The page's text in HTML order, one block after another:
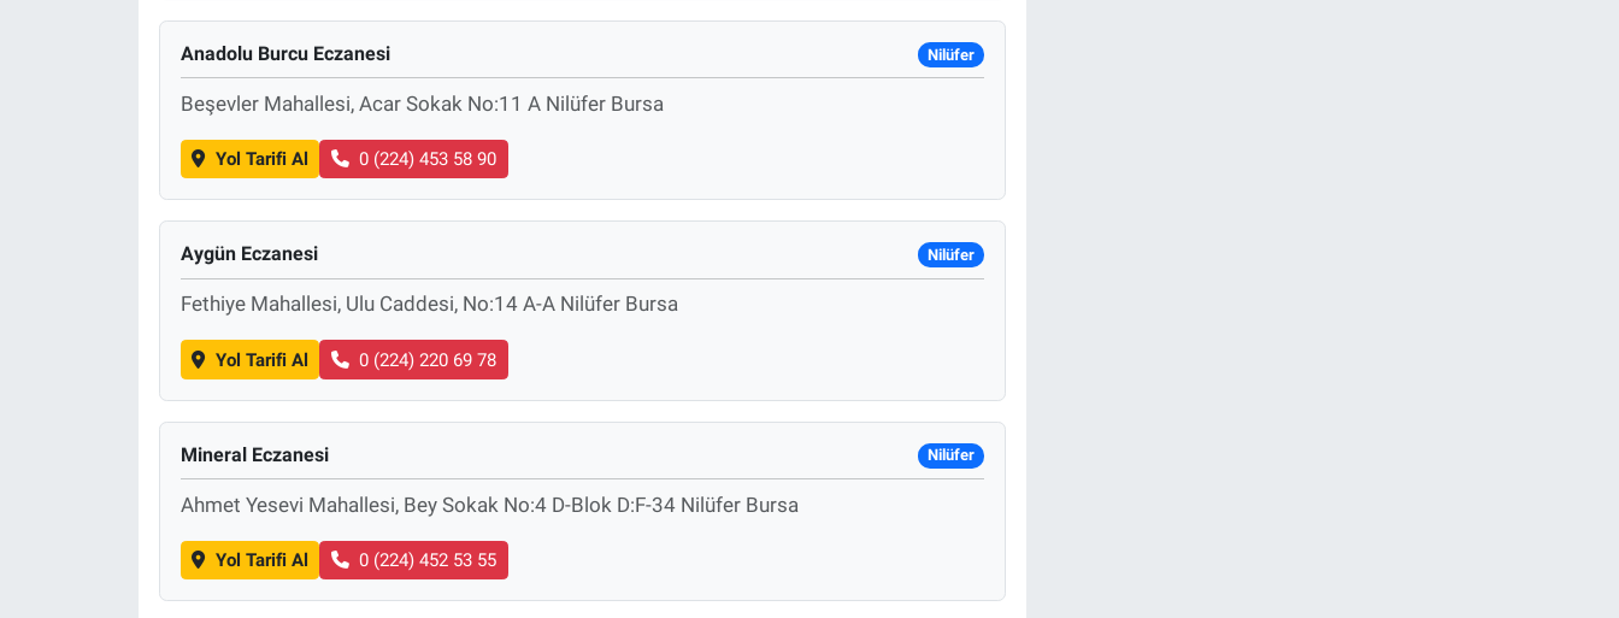
Anadolu Burcu Eczanesi Nilüfer
Beşevler Mahallesi, Acar Sokak No:11 A Nilüfer Bursa
Yol Tarifi Al 0 (224) 453 58 90
Aygün Eczanesi Nilüfer
Fethiye Mahallesi, Ulu Caddesi, No:14 A-A Nilüfer Bursa
Yol Tarifi Al 0 (224) 220 69 78
Mineral Eczanesi Nilüfer
Ahmet Yesevi Mahallesi, Bey Sokak No:4 D-Blok D:F-34 Nilüfer Bursa
Yol Tarifi Al 0 (224) 452 53 55